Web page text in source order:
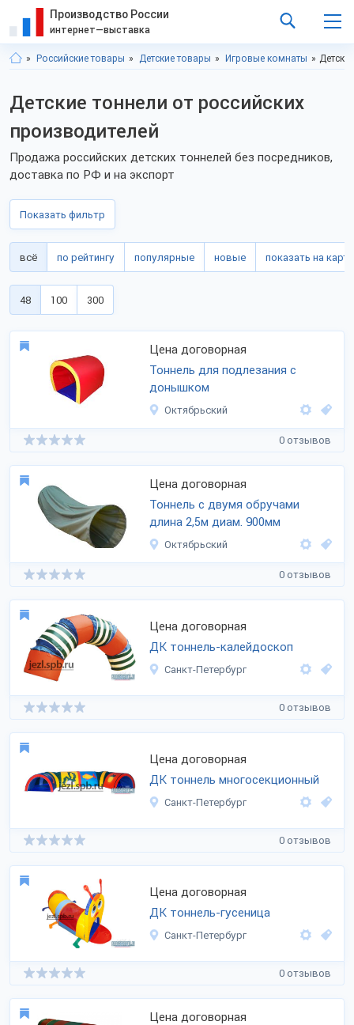
Производство России
интернет—выставка
Российские товары Детские товары Игровые комнаты
Детские тоннели от российских
производителей
Продажа российских детских тоннелей без посредников,
доставка по РФ и на экспорт
Показать фильтр
всё по рейтингу популярные новые показать на карте
48 100 300
Цена договорная
Тоннель для подлезания с
донышком
Октябрьский
0 отзывов
Цена договорная
Тоннель с двумя обручами
длина 2,5м диам. 900мм
Октябрьский
0 отзывов
Цена договорная
ДК тоннель-калейдоскоп
Санкт-Петербург
0 отзывов
Цена договорная
ДК тоннель многосекционный
Санкт-Петербург
0 отзывов
Цена договорная
ДК тоннель-гусеница
Санкт-Петербург
0 отзывов
Цена договорная